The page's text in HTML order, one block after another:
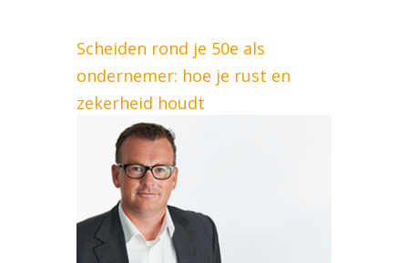
Scheiden rond je 50e als
ondernemer: hoe je rust en
zekerheid houdt